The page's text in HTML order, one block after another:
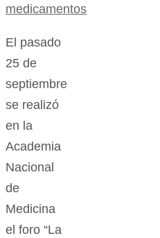
medicamentos
El pasado
25 de
septiembre
se realizó
en la
Academia
Nacional
de
Medicina
el foro “La